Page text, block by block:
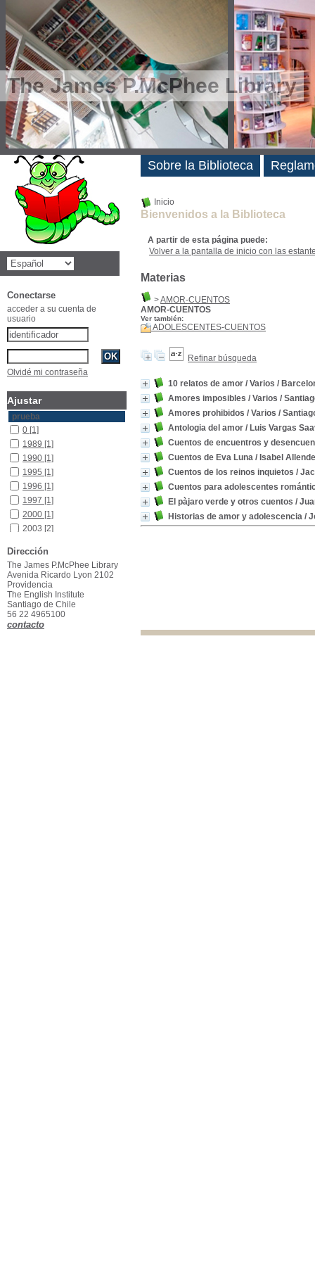
The James P.McPhee Library
Inicio
Bienvenidos a la Biblioteca
A partir de esta página puede:
Volver a la pantalla de inicio con las
Materias
>AMOR-CUENTOS
AMOR-CUENTOS
Ver también:
ADOLESCENTES-CUENTOS
Refinar búsqueda
10 relatos de amor / Varios /
Amores imposibles / Varios /
Amores prohibidos / Varios /
Antologia del amor / Luis Vargas
Cuentos de encuentros y
Cuentos de Eva Luna / Isabel Allende
Cuentos de los reinos inquietos /
Cuentos para adolescentes
El pàjaro verde y otros cuentos /
Historias de amor y adolescencia /
Sobre la Biblioteca
Novedades
Conectarse
acceder a su cuenta de
usuario
Olvidé mi contraseña
Ajustar
prueba
0 [1]
1989 [1]
1990 [1]
1995 [1]
1996 [1]
1997 [1]
2000 [1]
2003 [2]
2008[1]
Dirección
The James P.McPhee Library
Avenida Ricardo Lyon 2102
Providencia
The English Institute
Santiago de Chile
56 22 4965100
contacto